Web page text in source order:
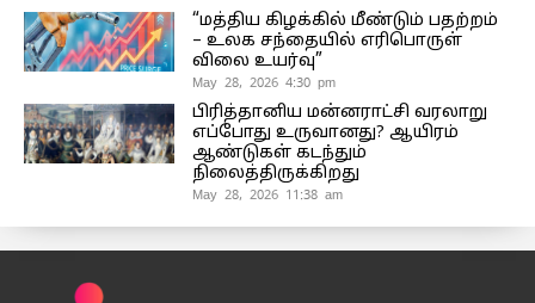
“மத்திய கிழக்கில் மீண்டும் பதற்றம்
– உலக சந்தையில் எரிபொருள்
விலை உயர்வு”
May 28, 2026 4:30 pm
பிரித்தானிய மன்னராட்சி வரலாறு
எப்போது உருவானது? ஆயிரம்
ஆண்டுகள் கடந்தும்
நிலைத்திருக்கிறது
May 28, 2026 11:38 am